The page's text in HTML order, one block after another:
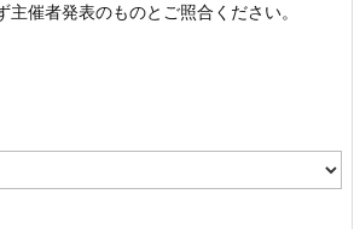
主催者発表のものとご照合ください。